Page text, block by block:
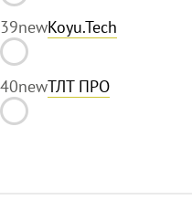
39newKoyu.Tech
40newТЛТ ПРО